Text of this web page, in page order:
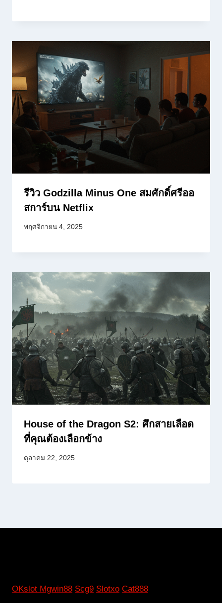
รีวิว Godzilla Minus One สมศักดิ์ศรีออ
สการ์บน Netflix
พฤศจิกายน 4, 2025
House of the Dragon S2: ศึกสายเลือด
ที่คุณต้องเลือกข้าง
ตุลาคม 22, 2025
OKslot Mgwin88 Scg9 Slotxo Cat888